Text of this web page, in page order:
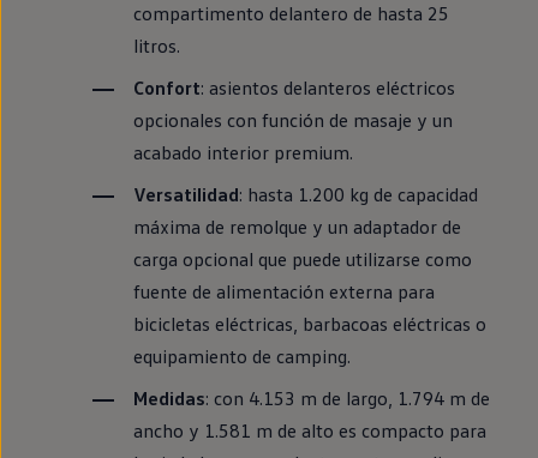
compartimento delantero de hasta 25
litros.
Confort: asientos delanteros eléctricos
opcionales con función de masaje y un
acabado interior premium.
Versatilidad: hasta 1.200 kg de capacidad
máxima de remolque y un adaptador de
carga opcional que puede utilizarse como
fuente de alimentación externa para
bicicletas eléctricas, barbacoas eléctricas o
equipamiento de camping.
Medidas: con 4.153 m de largo, 1.794 m de
ancho y 1.581 m de alto es compacto para